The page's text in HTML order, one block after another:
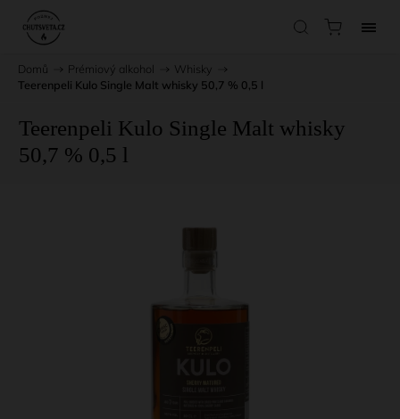
Domů Prémiový alkohol Whisky
Teerenpeli Kulo Single Malt whisky 50,7 % 0,5 l
Teerenpeli Kulo Single Malt whisky
50,7 % 0,5 l